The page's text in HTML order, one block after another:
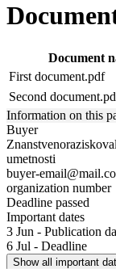
Document
First document.pdf
Second
Information on this
Buyer
umetnosti
buyer-
organization number
Deadline passed
Important dates
3 Jun - Publication
6 Jul - Deadline
Show all important